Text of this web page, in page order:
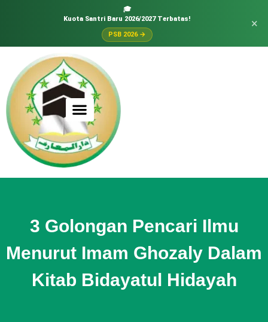
🎓
Kuota Santri Baru 2026/2027 Terbatas!
PSB 2026 →
×
3 Golongan Pencari Ilmu
Menurut Imam Ghozaly Dalam
Kitab Bidayatul Hidayah